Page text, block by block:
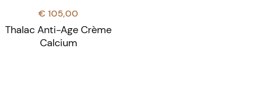
Thalac Anti-Age Crème
Calcium
€ 105,00